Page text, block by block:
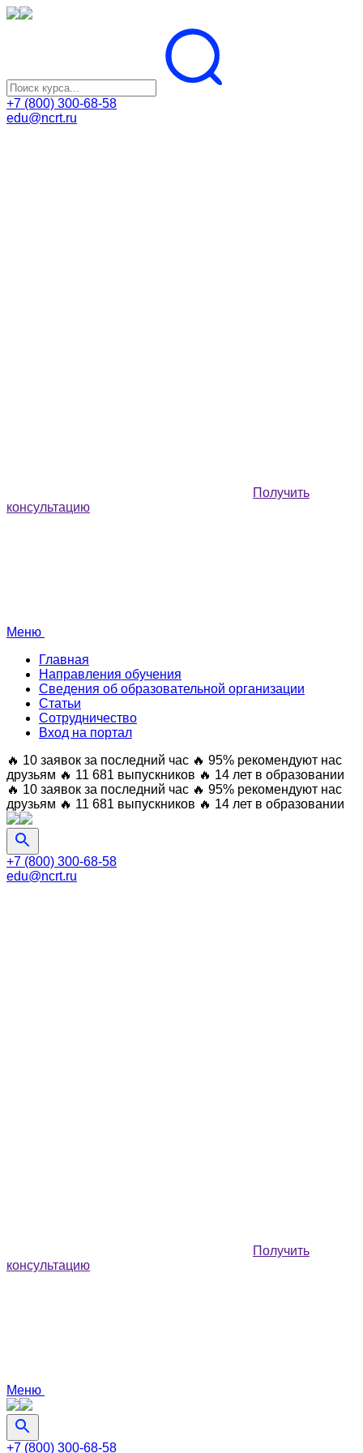
+7 (800) 300-68-58
edu@ncrt.ru
Получить
консультацию
Меню
Главная
Направления обучения
Сведения об образовательной организации
Статьи
Сотрудничество
Вход на портал
🔥 10 заявок за последний час 🔥 95% рекомендуют нас
друзьям 🔥 11 681 выпускников 🔥 14 лет в образовании
🔥 10 заявок за последний час 🔥 95% рекомендуют нас
друзьям 🔥 11 681 выпускников 🔥 14 лет в образовании
+7 (800) 300-68-58
edu@ncrt.ru
Получить
консультацию
Меню
+7 (800) 300-68-58